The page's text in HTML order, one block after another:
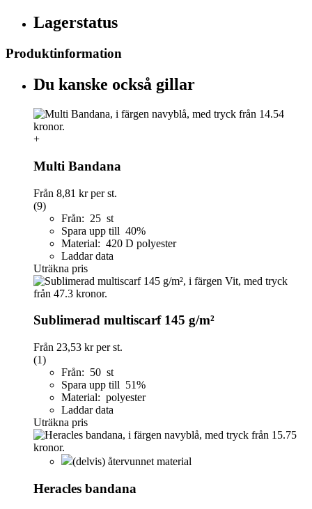
Lagerstatus
Produktinformation
Du kanske också gillar
+
Multi Bandana
Från 8,81 krper st.
(9)
Från: 25 st
Spara upp till 40%
Material: 420 D polyester
Laddar data
Uträkna pris
Sublimerad multiscarf 145 g/m²
Från 23,53 krper st.
(1)
Från: 50 st
Spara upp till 51%
Material: polyester
Laddar data
Uträkna pris
(delvis) återvunnet material
Heracles bandana